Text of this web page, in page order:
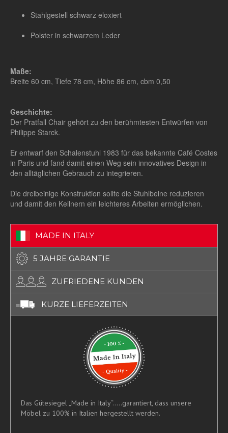
Stahlgestell schwarz eloxiert
Polster in schwarzem Leder
Maße:
Breite 60 cm, Tiefe 78 cm, Höhe 86 cm, cbm 0,50
Geschichte:
Der Pratfall Chair gehört zu den berühmtesten Entwürfen von
Philippe Starck.
Er entwarf den Schalenstuhl 1983 für das bekannte Café Costes
in Paris und fand damit einen Weg sein innovatives Design in
den alltäglichen Gebrauch zu integrieren.
Die dreibeinige Konstruktion sollte die Stuhlbeine reduzieren
und damit den Kellnern ein leichteres Arbeiten ermöglichen.
MADE IN ITALY
5 JAHRE GARANTIE
ZUFRIEDENE KUNDEN
KURZE LIEFERZEITEN
Das Gütesiegel „Made in Italy“.....garantiert, dass unsere
Möbel zu 100% in Italien hergestellt werden.